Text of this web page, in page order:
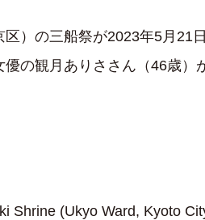
）の三船祭が2023年5月21
の観月ありささん（46歳）
Shrine (Ukyo Ward, Kyoto